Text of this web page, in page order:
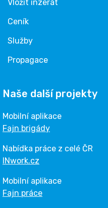
Vložit inzerát
Ceník
Služby
Propagace
Naše další projekty
Mobilní aplikace
Fajn brigády
Nabídka práce z celé ČR
INwork.cz
Mobilní aplikace
Fajn práce